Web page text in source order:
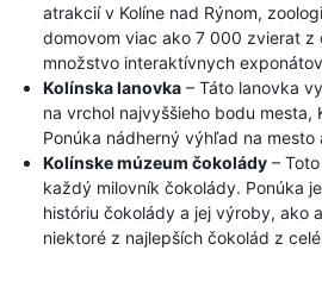
atrakcií v Kolíne nad Rýnom,
domovom viac ako 7 000 zvierat z
množstvo interaktívnych
Kolínska lanovka – Táto lanovka
na vrchol najvyššieho bodu mesta,
Ponúka nádherný výhľad na mesto
Kolínske múzeum čokolády –
každý milovník čokolády. Ponúka
históriu čokolády a jej výroby, ako
niektoré z najlepších čokolád z